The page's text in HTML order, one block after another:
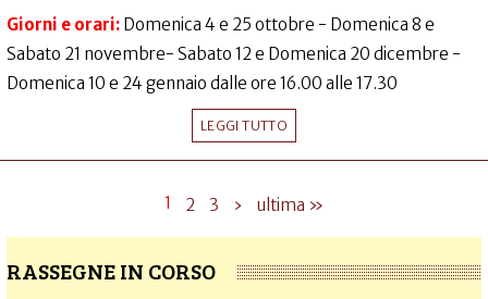
Giorni e orari: Domenica 4 e 25 ottobre - Domenica 8 e
Sabato 21 novembre- Sabato 12 e Domenica 20 dicembre -
Domenica 10 e 24 gennaio dalle ore 16.00 alle 17.30
LEGGI TUTTO
1 2 3 › ultima »
RASSEGNE IN CORSO